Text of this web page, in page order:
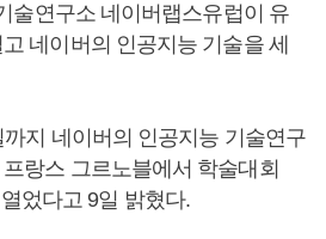
술연구소 네이버랩스유럽이 유
네이버의 인공지능 기술을 세
지 네이버의 인공지능 기술연구
랑스 그르노블에서 학술대회
열었다고 9일 밝혔다.